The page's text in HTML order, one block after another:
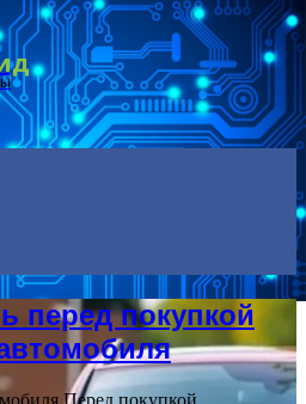
перед покупкой
Перед покупкой